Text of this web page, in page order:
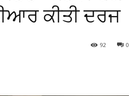
ਕੀਤੀ ਦਰਜ
0
92